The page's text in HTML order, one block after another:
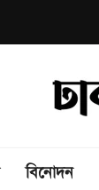
বিনোদন